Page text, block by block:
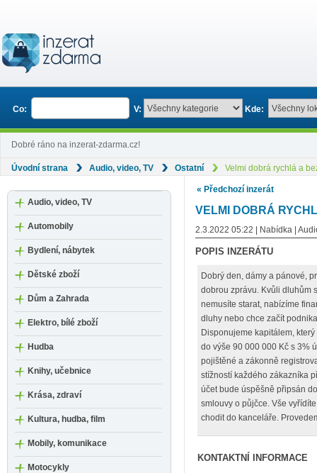
Co: V: Kde:
Dobré ráno na inzerat-zdarma.cz!
Úvodní strana Audio, video, TV Ostatní Velmi dobrá rychlá a
Audio, video, TV
Automobily
Bydlení, nábytek
Dětské zboží
Dům a Zahrada
Elektro, bílé zboží
Hudba
Knihy, učebnice
Krása, zdraví
Kultura, hudba, film
Mobily, komunikace
Motocykly
« Předchozí inzerát
VELMI DOBRÁ
2.3.2022 05:22 | Nabídka |
POPIS INZERÁTU
Dobrý den, dámy a pánové,
dobrou zprávu. Kvůli dluhům
nemusíte starat, nabízíme
dluhy nebo chce začít
Disponujeme kapitálem,
do výše 90 000 000 Kč s 3%
pojištěné a zákonně
stížností každého zákazníka
účet bude úspěšně připsán
smlouvy o půjčce. Vše
chodit do kanceláře.
KONTAKTNÍ INFORMACE